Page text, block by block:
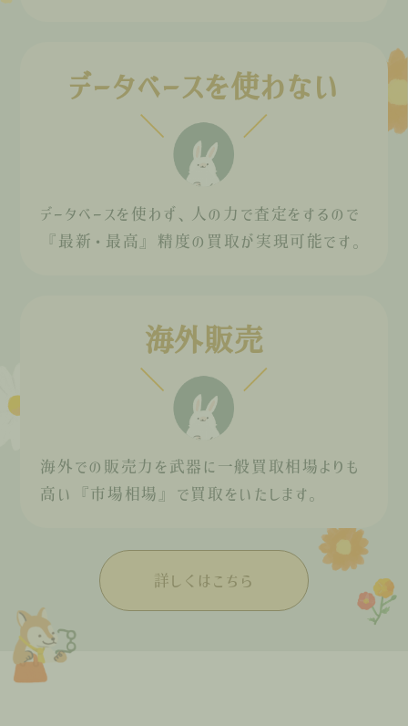
データベースを使わない
データベースを使わず、人の力で査定をするので
『最新・最高』精度の買取が実現可能です。
海外販売
海外での販売力を武器に一般買取相場よりも
高い『市場相場』で買取をいたします。
詳しくはこちら